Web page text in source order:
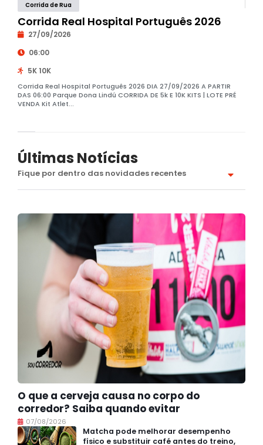
Corrida de Rua
Corrida Real Hospital Português 2026
27/09/2026
06:00
5K 10K
Corrida Real Hospital Português 2026 DIA 27/09/2026 A PARTIR
DAS 06:00 Parque Dona Lindú CORRIDA DE 5k E 10K KITS | LOTE PRÉ
VENDA Kit Atlet...
Últimas Notícias
Fique por dentro das novidades recentes
O que a cerveja causa no corpo do
corredor? Saiba quando evitar
07/08/2026
Matcha pode melhorar desempenho
físico e substituir café antes do treino,